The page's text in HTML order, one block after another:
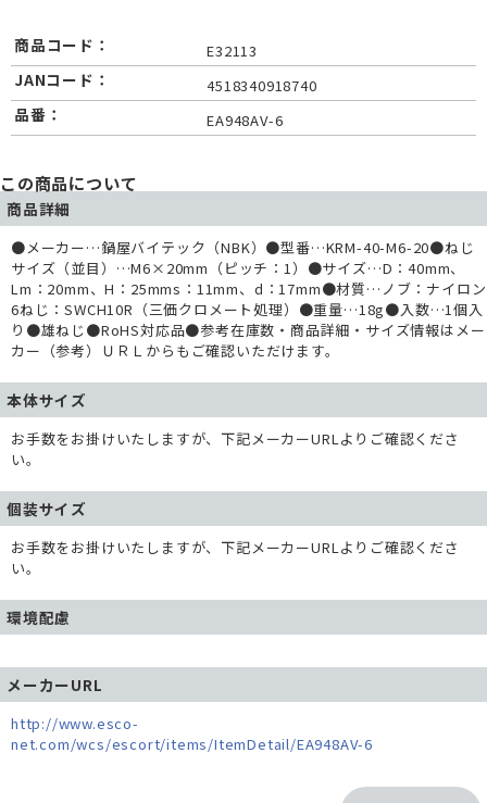
商品コード： E32113
JANコード： 4518340918740
品番： EA948AV-6
この商品について
商品詳細
●メーカー…鍋屋バイテック（NBK）●型番…KRM-40-M6-20●ねじ
サイズ（並目）…M6×20mm（ピッチ：1）●サイズ…D：40mm、
Lm：20mm、H：25mms：11mm、d：17mm●材質…ノブ：ナイロン
6ねじ：SWCH10R（三価クロメート処理）●重量…18g●入数…1個入
り●雄ねじ●RoHS対応品●参考在庫数・商品詳細・サイズ情報はメー
カー（参考）ＵＲＬからもご確認いただけます。
本体サイズ
お手数をお掛けいたしますが、下記メーカーURLよりご確認くださ
い。
個装サイズ
お手数をお掛けいたしますが、下記メーカーURLよりご確認くださ
い。
環境配慮
メーカーURL
http://www.esco-
net.com/wcs/escort/items/ItemDetail/EA948AV-6